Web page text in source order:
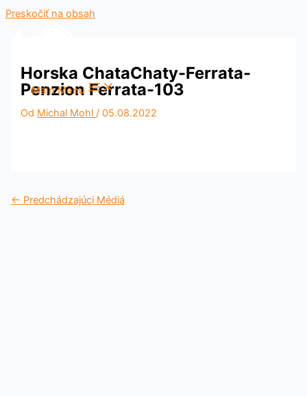
Preskočiť na obsah
Main Menu
Horska ChataChaty-Ferrata-
Penzion Ferrata-103
Od Michal Mohl/05.08.2022
← Predchádzajúci Médiá